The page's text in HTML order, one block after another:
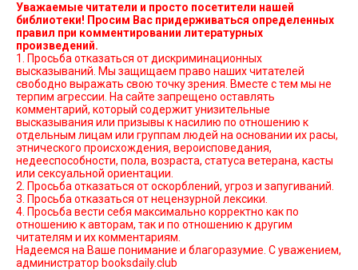
Уважаемые читатели и просто посетители нашей
библиотеки! Просим Вас придерживаться определенных
правил при комментировании литературных
произведений.
1. Просьба отказаться от дискриминационных
высказываний. Мы защищаем право наших читателей
свободно выражать свою точку зрения. Вместе с тем мы не
терпим агрессии. На сайте запрещено оставлять
комментарий, который содержит унизительные
высказывания или призывы к насилию по отношению к
отдельным лицам или группам людей на основании их расы,
этнического происхождения, вероисповедания,
недееспособности, пола, возраста, статуса ветерана, касты
или сексуальной ориентации.
2. Просьба отказаться от оскорблений, угроз и запугиваний.
3. Просьба отказаться от нецензурной лексики.
4. Просьба вести себя максимально корректно как по
отношению к авторам, так и по отношению к другим
читателям и их комментариям.
Надеемся на Ваше понимание и благоразумие. С уважением,
администратор booksdaily.club